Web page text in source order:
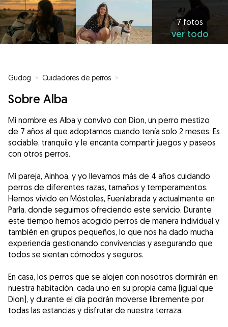
7 fotos
ver todo
Gudog » Cuidadores de perros »
Sobre Alba
Mi nombre es Alba y convivo con Dion, un perro mestizo
de 7 años al que adoptamos cuando tenía solo 2 meses. Es
sociable, tranquilo y le encanta compartir juegos y paseos
con otros perros.
Mi pareja, Ainhoa, y yo llevamos más de 4 años cuidando
perros de diferentes razas, tamaños y temperamentos.
Hemos vivido en Móstoles, Fuenlabrada y actualmente en
Parla, donde seguimos ofreciendo este servicio. Durante
este tiempo hemos acogido perros de manera individual y
también en grupos pequeños, lo que nos ha dado mucha
experiencia gestionando convivencias y asegurando que
todos se sientan cómodos y seguros.
En casa, los perros que se alojen con nosotros dormirán en
nuestra habitación, cada uno en su propia cama (igual que
Dion), y durante el día podrán moverse libremente por
todas las estancias y disfrutar de nuestra terraza.